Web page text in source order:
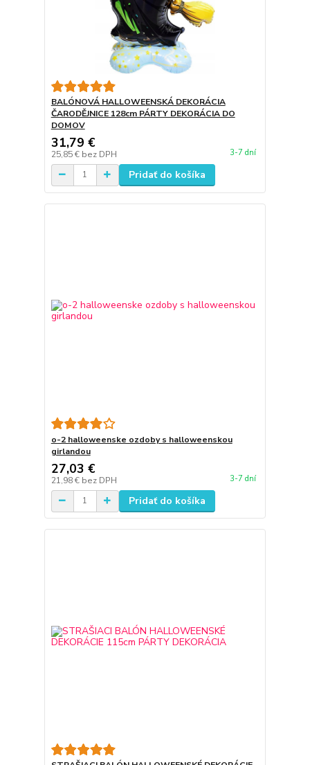
BALÓNOVÁ HALLOWEENSKÁ DEKORÁCIA
ČARODĚJNICE 128cm PÁRTY DEKORÁCIA DO
DOMOV
31,79 €
25,85 € bez DPH 3-7 dní
Pridať do košíka
o-2 halloweenske ozdoby s halloweenskou
girlandou
27,03 €
21,98 € bez DPH 3-7 dní
Pridať do košíka